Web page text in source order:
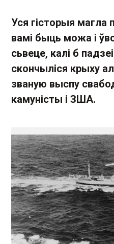
Уся гісторыя магла
вамі быць можа і
сьвеце, калі б
скончыліся крыху
званую выспу
камуністы і ЗША.